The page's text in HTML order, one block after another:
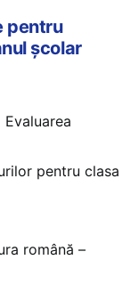
pentru
școlar
Evaluarea
pentru clasa
română –